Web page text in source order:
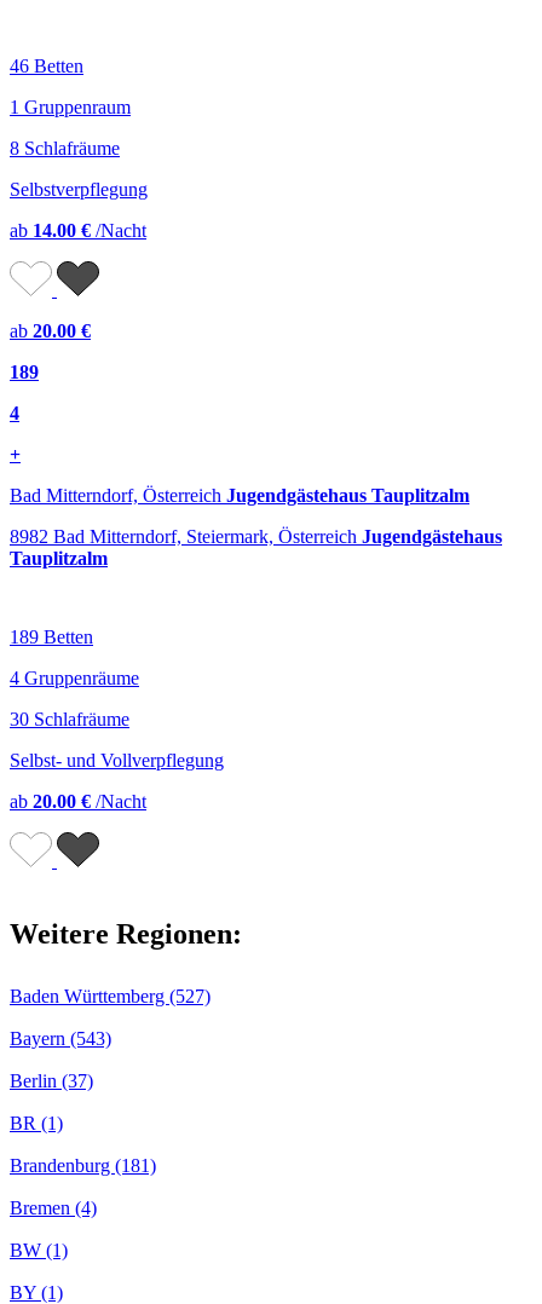
46 Betten
1 Gruppenraum
8 Schlafräume
Selbstverpflegung
ab 14.00 € /Nacht
ab 20.00 €
189
4
+
Bad Mitterndorf, Österreich Jugendgästehaus Tauplitzalm
8982 Bad Mitterndorf, Steiermark, Österreich Jugendgästehaus
Tauplitzalm
189 Betten
4 Gruppenräume
30 Schlafräume
Selbst- und Vollverpflegung
ab 20.00 € /Nacht
Weitere Regionen:
Baden Württemberg (527)
Bayern (543)
Berlin (37)
BR (1)
Brandenburg (181)
Bremen (4)
BW (1)
BY (1)